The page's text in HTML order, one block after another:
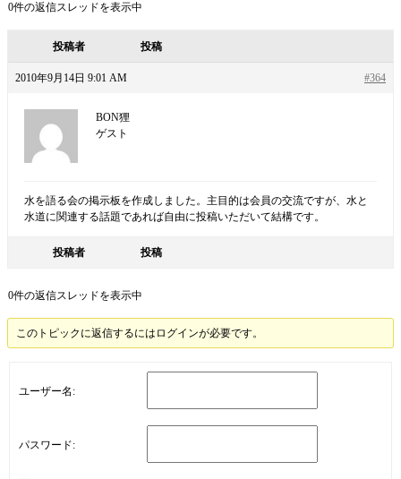
0件の返信スレッドを表示中
投稿者 投稿
2010年9月14日 9:01 AM #364
BON狸
ゲスト
水を語る会の掲示板を作成しました。主目的は会員の交流ですが、水と
水道に関連する話題であれば自由に投稿いただいて結構です。
投稿者 投稿
0件の返信スレッドを表示中
このトピックに返信するにはログインが必要です。
ユーザー名:
パスワード: